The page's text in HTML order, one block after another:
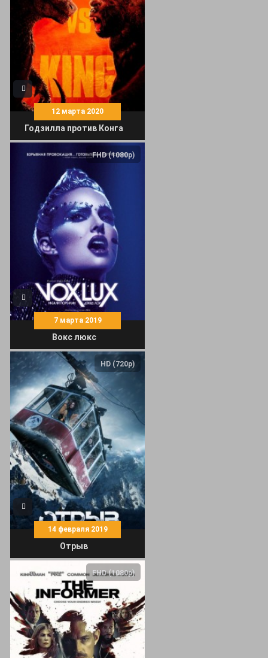
12 марта 2020
Годзилла против Конга
FHD (1080p)
7 марта 2019
Вокс люкс
HD (720p)
14 февраля 2019
Отрыв
FHD (1080p)